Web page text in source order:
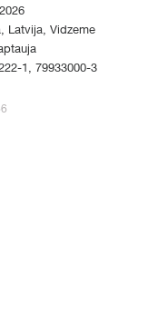
Latvija, Vidzeme
1, 79933000-3